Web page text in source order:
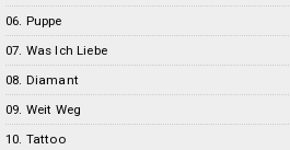
06. Puppe
07. Was Ich Liebe
08. Diamant
09. Weit Weg
10. Tattoo